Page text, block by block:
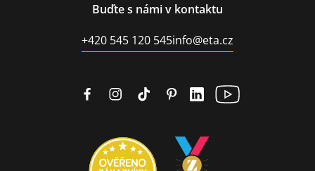
Buďte s námi v kontaktu
+420 545 120 545info@eta.cz